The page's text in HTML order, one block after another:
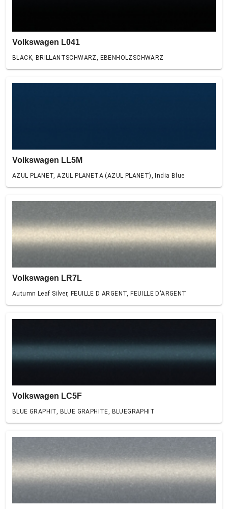
Volkswagen L041
BLACK, BRILLANTSCHWARZ, EBENHOLZSCHWARZ
Volkswagen LL5M
AZUL PLANET, AZUL PLANETA (AZUL PLANET), India Blue
Volkswagen LR7L
Autumn Leaf Silver, FEUILLE D ARGENT, FEUILLE D'ARGENT
Volkswagen LC5F
BLUE GRAPHIT, BLUE GRAPHITE, BLUEGRAPHIT